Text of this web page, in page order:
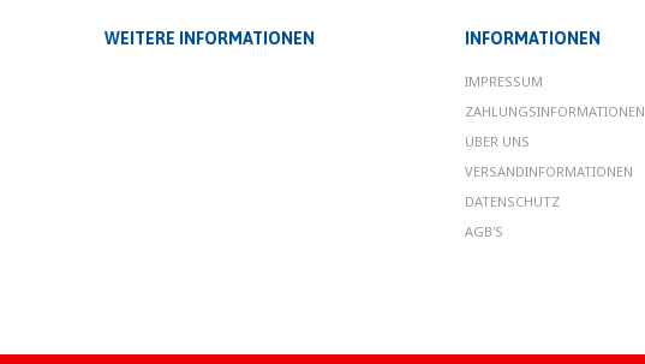
WEITERE INFORMATIONEN INFORMATIONEN
IMPRESSUM
ZAHLUNGSINFORMATIONEN
ÜBER UNS
VERSANDINFORMATIONEN
DATENSCHUTZ
AGB'S